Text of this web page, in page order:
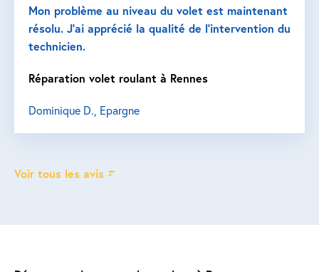
Mon problème au niveau du volet est maintenant
résolu. J’ai apprécié la qualité de l’intervention du
technicien.
Réparation volet roulant à Rennes
Dominique D., Epargne
Voir tous les avis